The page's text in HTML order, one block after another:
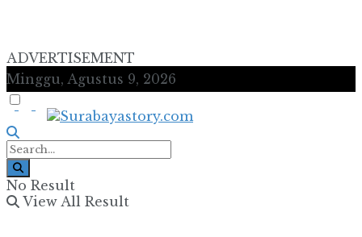
ADVERTISEMENT
Minggu, Agustus 9, 2026
No Result
View All Result